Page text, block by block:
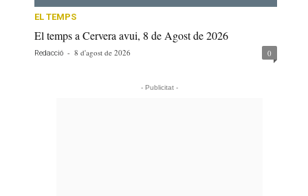
EL TEMPS
El temps a Cervera avui, 8 de Agost de 2026
Redacció - 8 d'agost de 2026 0
- Publicitat -